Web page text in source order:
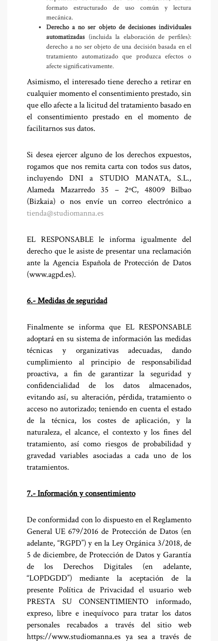
formato estructurado de uso común y lectura
mecánica.
Derecho a no ser objeto de decisiones individuales
automatizadas (incluida la elaboración de perfiles):
derecho a no ser objeto de una decisión basada en el
tratamiento automatizado que produzca efectos o
afecte significativamente.
Asimismo, el interesado tiene derecho a retirar en
cualquier momento el consentimiento prestado, sin
que ello afecte a la licitud del tratamiento basado en
el consentimiento prestado en el momento de
facilitarnos sus datos.
Si desea ejercer alguno de los derechos expuestos,
rogamos que nos remita carta con todos sus datos,
incluyendo DNI a STUDIO MANATA, S.L.,
Alameda Mazarredo 35 – 2ºC, 48009 Bilbao
(Bizkaia) o nos envíe un correo electrónico a
tienda@studiomanna.es
EL RESPONSABLE le informa igualmente del
derecho que le asiste de presentar una reclamación
ante la Agencia Española de Protección de Datos
(www.agpd.es).
6.- Medidas de seguridad
Finalmente se informa que EL RESPONSABLE
adoptará en su sistema de información las medidas
técnicas y organizativas adecuadas, dando
cumplimiento al principio de responsabilidad
proactiva, a fin de garantizar la seguridad y
confidencialidad de los datos almacenados,
evitando así, su alteración, pérdida, tratamiento o
acceso no autorizado; teniendo en cuenta el estado
de la técnica, los costes de aplicación, y la
naturaleza, el alcance, el contexto y los fines del
tratamiento, así como riesgos de probabilidad y
gravedad variables asociadas a cada uno de los
tratamientos.
7.- Información y consentimiento
De conformidad con lo dispuesto en el Reglamento
General UE 679/2016 de Protección de Datos (en
adelante, “RGPD”) y en la Ley Orgánica 3/2018, de
5 de diciembre, de Protección de Datos y Garantía
de los Derechos Digitales (en adelante,
“LOPDGDD”) mediante la aceptación de la
presente Política de Privacidad el usuario web
PRESTA SU CONSENTIMIENTO informado,
expreso, libre e inequívoco para tratar los datos
personales recabados a través del sitio web
https://www.studiomanna.es ya sea a través de